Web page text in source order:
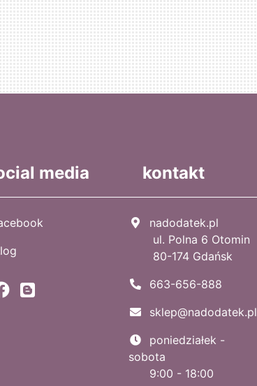
media kontakt
nadodatek.pl
ul. Polna 6 Otomin
80-174 Gdańsk
663-656-888
sklep@nadodatek.pl
poniedziałek -
sobota
9:00 - 18:00